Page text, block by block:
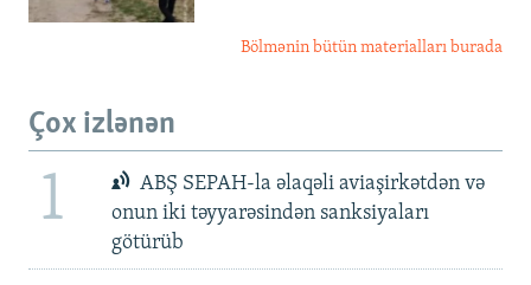
Bölmənin bütün materialları burada
Çox izlənən
1
ABŞ SEPAH-la əlaqəli aviaşirkətdən və
onun iki təyyarəsindən sanksiyaları
götürüb